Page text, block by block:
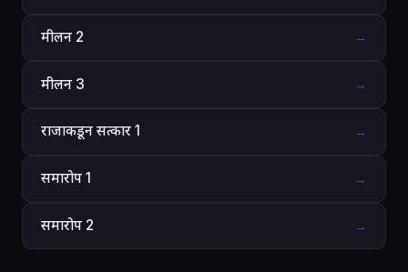
मीलन 2 →
मीलन 3 →
राजाकडून सत्कार 1 →
समारोप 1 →
समारोप 2 →